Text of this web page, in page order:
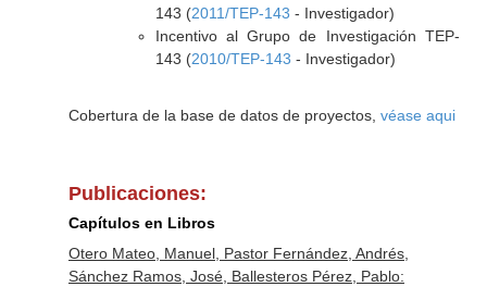
143 (2011/TEP-143 - Investigador)
Incentivo al Grupo de Investigación TEP-
143 (2010/TEP-143 - Investigador)
Cobertura de la base de datos de proyectos, véase aqui
Publicaciones:
Capítulos en Libros
Otero Mateo, Manuel, Pastor Fernández, Andrés,
Sánchez Ramos, José, Ballesteros Pérez, Pablo: